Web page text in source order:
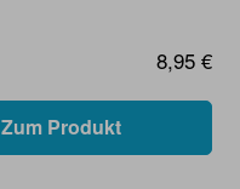
8,95 €
Zum Produkt